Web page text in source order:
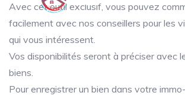
Avec cet outil exclusif, vous pouvez
facilement avec nos conseillers pour les
qui vous intéressent.
Vos disponibilités seront à préciser avec
biens.
Pour enregistrer un bien dans votre